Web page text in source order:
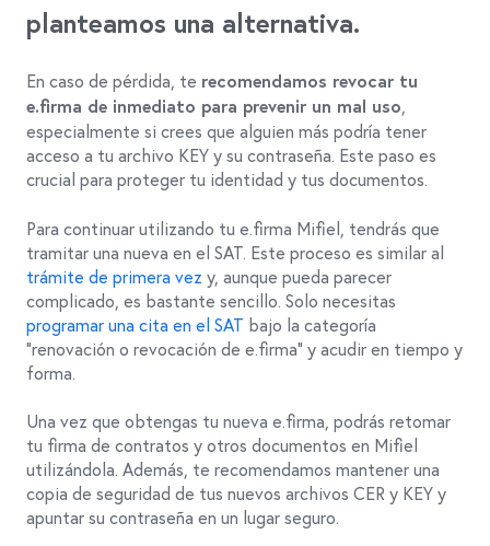
planteamos una alternativa.
En caso de pérdida, te recomendamos revocar tu
e.firma de inmediato para prevenir un mal uso,
especialmente si crees que alguien más podría tener
acceso a tu archivo KEY y su contraseña. Este paso es
crucial para proteger tu identidad y tus documentos.
Para continuar utilizando tu e.firma Mifiel, tendrás que
tramitar una nueva en el SAT. Este proceso es similar al
trámite de primera vez y, aunque pueda parecer
complicado, es bastante sencillo. Solo necesitas
programar una cita en el SAT bajo la categoría
"renovación o revocación de e.firma" y acudir en tiempo y
forma.
Una vez que obtengas tu nueva e.firma, podrás retomar
tu firma de contratos y otros documentos en Mifiel
utilizándola. Además, te recomendamos mantener una
copia de seguridad de tus nuevos archivos CER y KEY y
apuntar su contraseña en un lugar seguro.